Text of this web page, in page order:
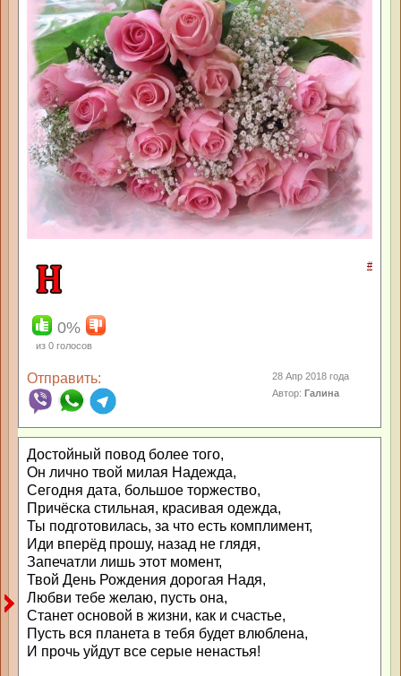
#
0%
из 0 голосов
Отправить:
28 Апр 2018 года
Автор:Галина
Достойный повод более того,
Он лично твой милая Надежда,
Сегодня дата, большое торжество,
Причёска стильная, красивая одежда,
Ты подготовилась, за что есть комплимент,
Иди вперёд прошу, назад не глядя,
Запечатли лишь этот момент,
Твой День Рождения дорогая Надя,
Любви тебе желаю, пусть она,
Станет основой в жизни, как и счастье,
Пусть вся планета в тебя будет влюблена,
И прочь уйдут все серые ненастья!